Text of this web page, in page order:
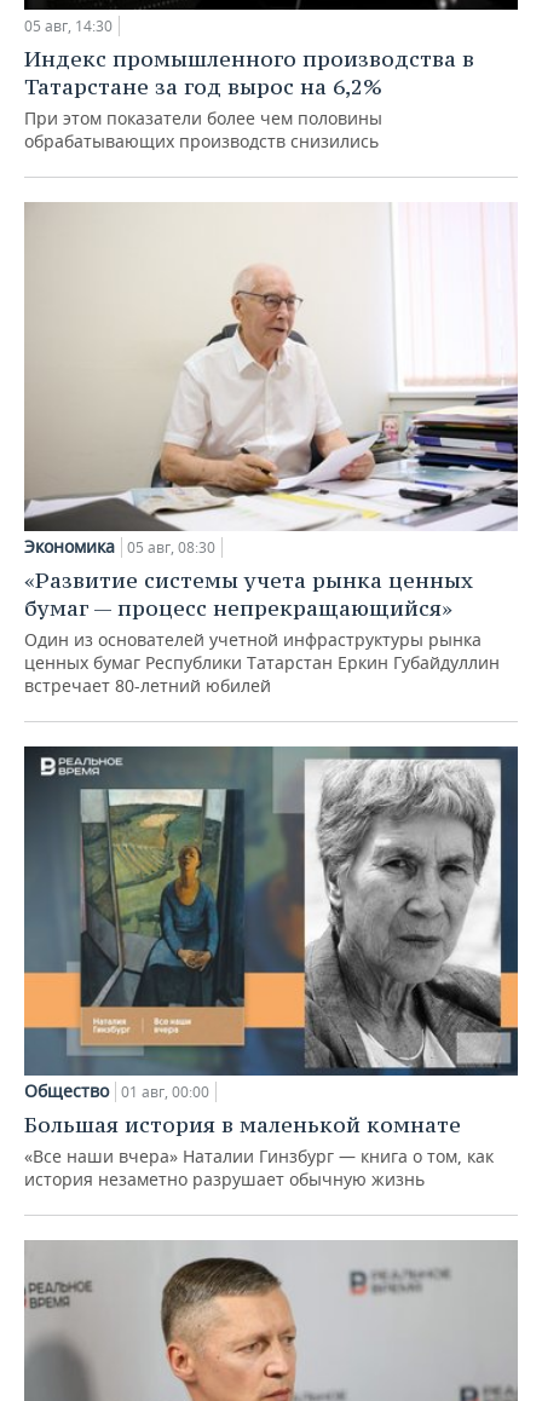
05 авг, 14:30
Индекс промышленного производства в
Татарстане за год вырос на 6,2%
При этом показатели более чем половины
обрабатывающих производств снизились
Экономика 05 авг, 08:30
«Развитие системы учета рынка ценных
бумаг — процесс непрекращающийся»
Один из основателей учетной инфраструктуры рынка
ценных бумаг Республики Татарстан Еркин Губайдуллин
встречает 80-летний юбилей
Общество 01 авг, 00:00
Большая история в маленькой комнате
«Все наши вчера» Наталии Гинзбург — книга о том, как
история незаметно разрушает обычную жизнь